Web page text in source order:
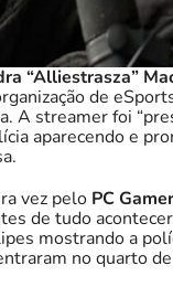
“Alliestrasza”
de
A streamer foi
aparecendo e
vez pelo PC Gamer
de tudo
mostrando a
no quarto